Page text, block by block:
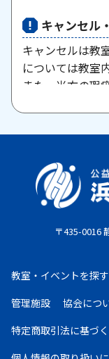
キャンセル
キャンセルは教
については教室
また、当方の瑕
原則として、一
としていたしま
り、医師から運
ご相談ください。
・コンビニ払い
み時に選択した
いください。
金となります。
〒435-0016
教室・イベントを探す
管理施設
協会につ
特定商取引法に基づ